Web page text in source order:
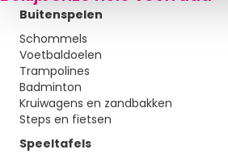
Buitenspelen
Schommels
Voetbaldoelen
Trampolines
Badminton
Kruiwagens en zandbakken
Steps en fietsen
Speeltafels